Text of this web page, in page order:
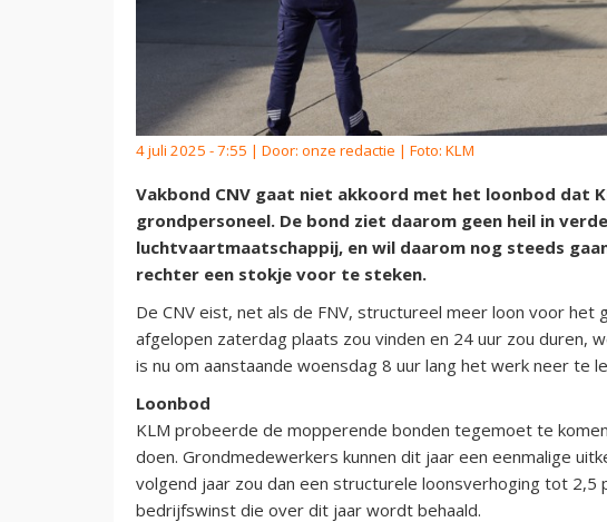
4 juli 2025 - 7:55 | Door: onze redactie | Foto: KLM
Vakbond CNV gaat niet akkoord met het loonbod dat
grondpersoneel. De bond ziet daarom geen heil in
luchtvaartmaatschappij, en wil daarom nog steeds
rechter een stokje voor te steken.
De CNV eist, net als de FNV, structureel meer loon voor het
afgelopen zaterdag plaats zou vinden en 24 uur zou duren,
is nu om aanstaande woensdag 8 uur lang het werk neer te
Loonbod
KLM probeerde de mopperende bonden tegemoet te
doen. Grondmedewerkers kunnen dit jaar een eenmalige
volgend jaar zou dan een structurele loonsverhoging tot 2,5
bedrijfswinst die over dit jaar wordt behaald.